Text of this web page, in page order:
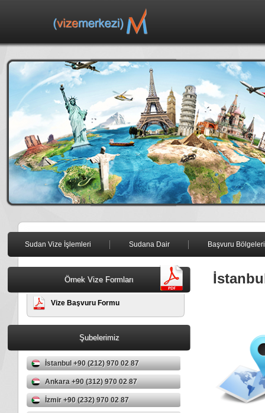
Sudan Vize İşlemleri Sudana Dair Başvuru Bölgeleri
Örnek Vize Formları
Vize Başvuru Formu
Şubelerimiz
İstanbul +90 (212) 970 02 87
Ankara +90 (312) 970 02 87
İzmir +90 (232) 970 02 87